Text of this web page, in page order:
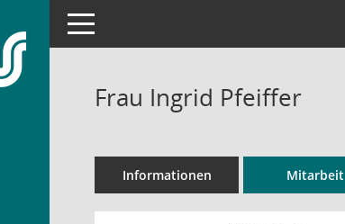
Toggle navigation
Frau Ingrid Pfeiffer
Informationen Mitarbeit